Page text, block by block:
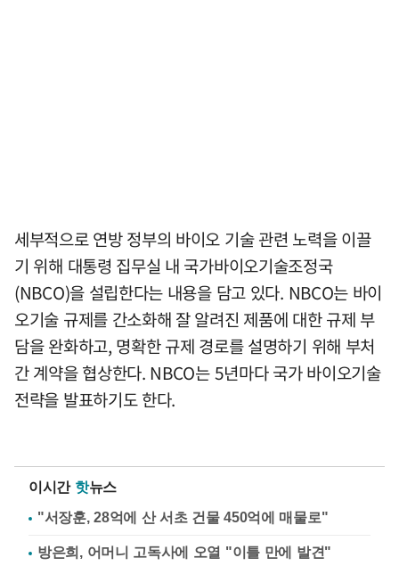
세부적으로 연방 정부의 바이오 기술 관련 노력을 이끌
기 위해 대통령 집무실 내 국가바이오기술조정국
(NBCO)을 설립한다는 내용을 담고 있다. NBCO는 바이
오기술 규제를 간소화해 잘 알려진 제품에 대한 규제 부
담을 완화하고, 명확한 규제 경로를 설명하기 위해 부처
간 계약을 협상한다. NBCO는 5년마다 국가 바이오기술
전략을 발표하기도 한다.
이시간 핫뉴스
"서장훈, 28억에 산 서초 건물 450억에 매물로"
방은희, 어머니 고독사에 오열 "이틀 만에 발견"